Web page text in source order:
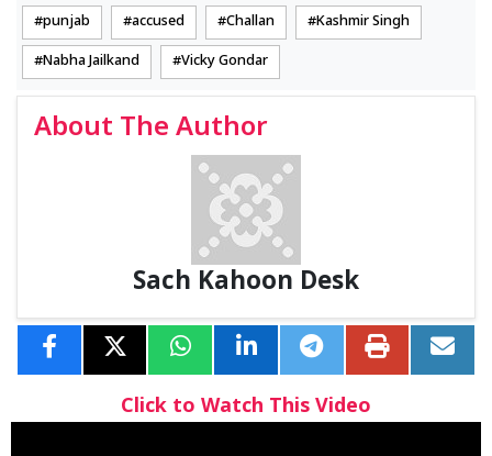
punjab accused Challan Kashmir Singh
Nabha Jailkand Vicky Gondar
About The Author
Sach Kahoon Desk
Click to Watch This Video